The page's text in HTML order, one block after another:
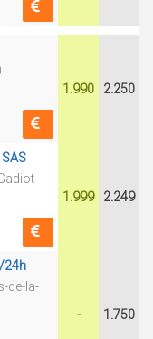
1.990 2.250
1.999 2.249
24h
de-la-
- 1.750